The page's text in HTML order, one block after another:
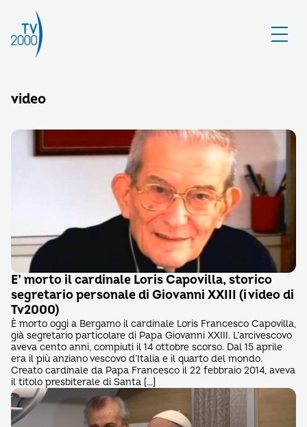
video
E’ morto il cardinale Loris Capovilla, storico
segretario personale di Giovanni XXIII (i video di
Tv2000)
È morto oggi a Bergamo il cardinale Loris Francesco Capovilla,
già segretario particolare di Papa Giovanni XXIII. L’arcivescovo
aveva cento anni, compiuti il 14 ottobre scorso. Dal 15 aprile
era il più anziano vescovo d’Italia e il quarto del mondo.
Creato cardinale da Papa Francesco il 22 febbraio 2014, aveva
il titolo presbiterale di Santa […]